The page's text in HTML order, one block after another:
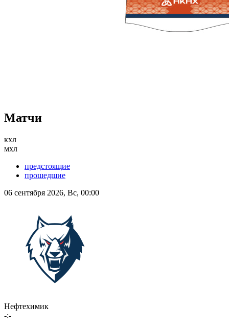
Матчи
кхл
мхл
предстоящие
прошедшие
06 сентября 2026, Вс, 00:00
Нефтехимик
-:-